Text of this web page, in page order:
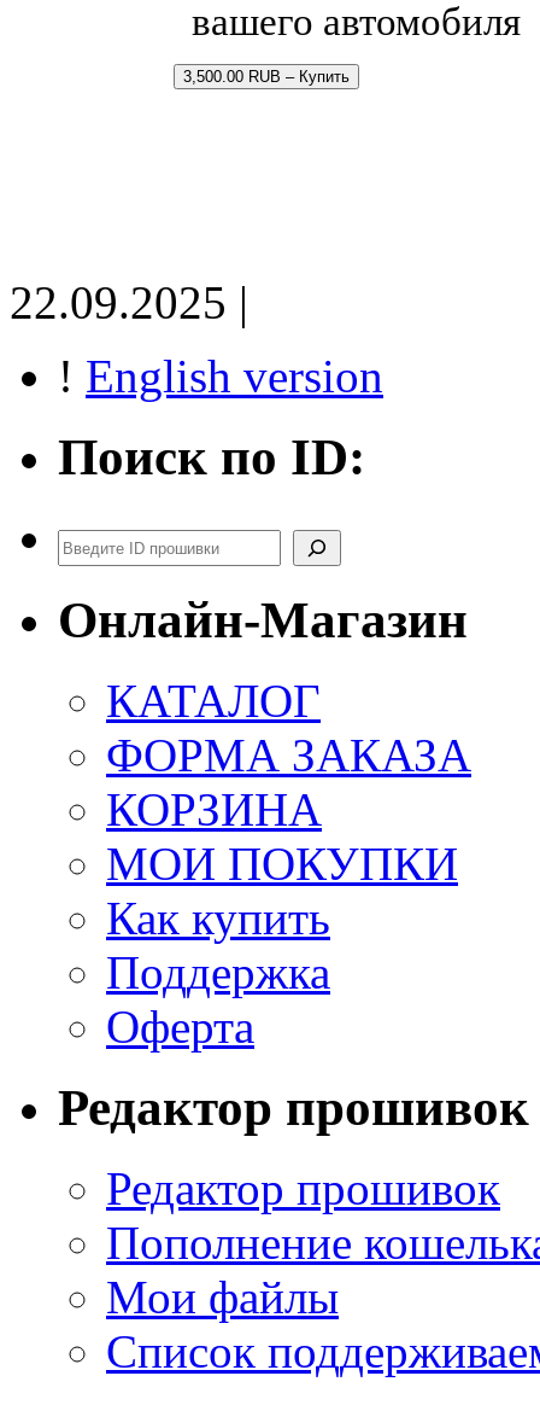
вашего автомобиля
3,500.00 RUB – Купить
22.09.2025 |
! English version
Поиск по ID:
Поиск
Онлайн-Магазин
КАТАЛОГ
ФОРМА ЗАКАЗА
КОРЗИНА
МОИ ПОКУПКИ
Как купить
Поддержка
Оферта
Редактор прошивок
Редактор прошивок
Пополнение
Мои файлы
Список